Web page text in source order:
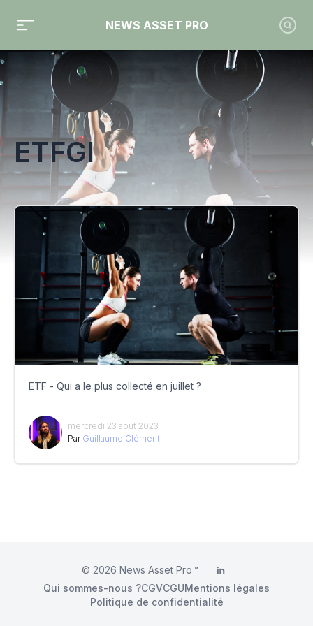
NEWS ASSET PRO
Toute l'actualité sur le tag "ETFGI"
ETFGI
ETF - Qui a le plus collecté en juillet ?
mercredi 23 août 2023
Par Guillaume Clément
© 2026 News Asset Pro™ LinkedIn
Qui sommes-nous ?CGVCGUMentions légales
Politique de confidentialité